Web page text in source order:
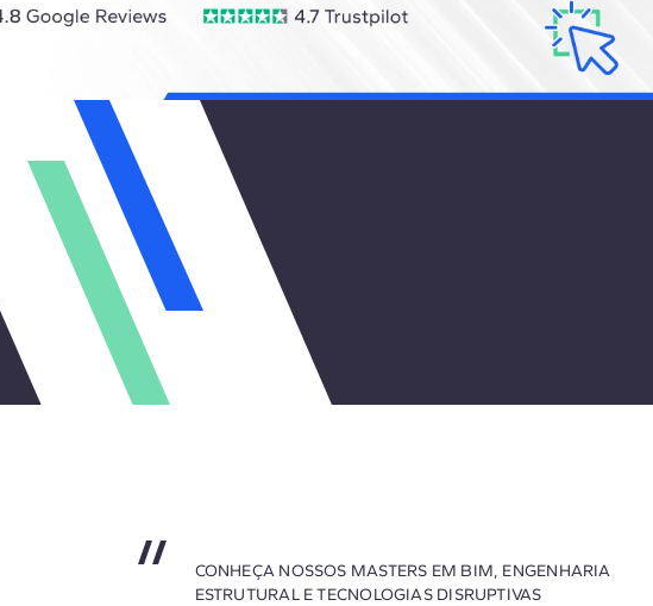
CONHEÇA NOSSOS MASTERS EM BIM, ENGENHARIA
ESTRUTURAL E TECNOLOGIAS DISRUPTIVAS